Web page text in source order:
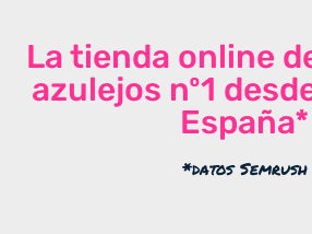
La tienda online
azulejos nº1
España*
*datos Semrush